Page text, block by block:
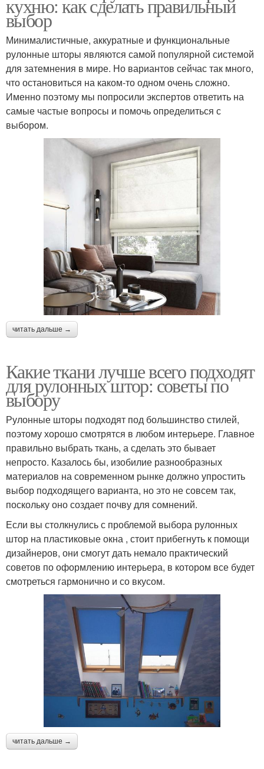
кухню: как сделать правильный
выбор
Минималистичные, аккуратные и функциональные
рулонные шторы являются самой популярной системой
для затемнения в мире. Но вариантов сейчас так много,
что остановиться на каком-то одном очень сложно.
Именно поэтому мы попросили экспертов ответить на
самые частые вопросы и помочь определиться с
выбором.
читать дальше →
Какие ткани лучше всего подходят
для рулонных штор: советы по
выбору
Рулонные шторы подходят под большинство стилей,
поэтому хорошо смотрятся в любом интерьере. Главное
правильно выбрать ткань, а сделать это бывает
непросто. Казалось бы, изобилие разнообразных
материалов на современном рынке должно упростить
выбор подходящего варианта, но это не совсем так,
поскольку оно создает почву для сомнений.
Если вы столкнулись с проблемой выбора рулонных
штор на пластиковые окна , стоит прибегнуть к помощи
дизайнеров, они смогут дать немало практический
советов по оформлению интерьера, в котором все будет
смотреться гармонично и со вкусом.
читать дальше →